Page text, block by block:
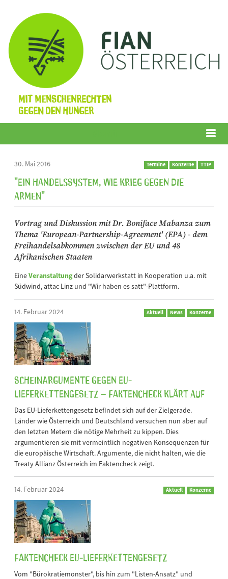
Mit Menschenrechten
gegen den Hunger
30. Mai 2016 Termine Konzerne TTIP
"Ein Handelssystem, wie Krieg gegen die
Armen"
Vortrag und Diskussion mit Dr. Boniface Mabanza zum
Thema 'European-Partnership-Agreement' (EPA) - dem
Freihandelsabkommen zwischen der EU und 48
Afrikanischen Staaten
EineVeranstaltungder Solidarwerkstatt in Kooperation u.a. mit
Südwind, attac Linz und "Wir haben es satt"-Plattform.
14. Februar 2024 Aktuell News Konzerne
Scheinargumente gegen EU-
Lieferkettengesetz – Faktencheck klärt auf
Das EU-Lieferkettengesetz befindet sich auf der Zielgerade.
Länder wie Österreich und Deutschland versuchen nun aber auf
den letzten Metern die nötige Mehrheit zu kippen. Dies
argumentieren sie mit vermeintlich negativen Konsequenzen für
die europäische Wirtschaft. Argumente, die nicht halten, wie die
Treaty Allianz Österreich im Faktencheck zeigt.
14. Februar 2024 Aktuell Konzerne
Faktencheck EU-Lieferkettengesetz
Vom "Bürokratiemonster", bis hin zum "Listen-Ansatz" und